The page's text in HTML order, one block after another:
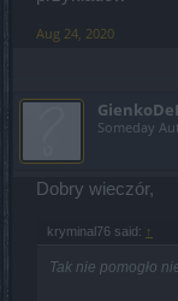
Aug 24, 2020
Someday
Dobry wieczór,
kryminal76 said: ↑
Tak nie pomogło